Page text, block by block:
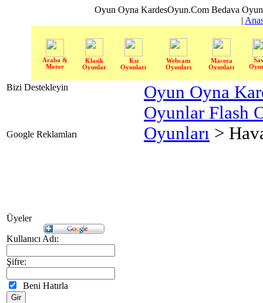
Oyun Oyna KardesOyun.Com Bedava
|
Araba &
Motor
Klasik
Oyunlar
Kız
Oyunları
Webcam
Oyunları
Macera
Oyunları
Bizi Destekleyin
Google Reklamları
Üyeler
Kullanıcı Adı:
Şifre:
Beni Hatırla
Oyun Oyna
Oyunlar Flash
Oyunları >